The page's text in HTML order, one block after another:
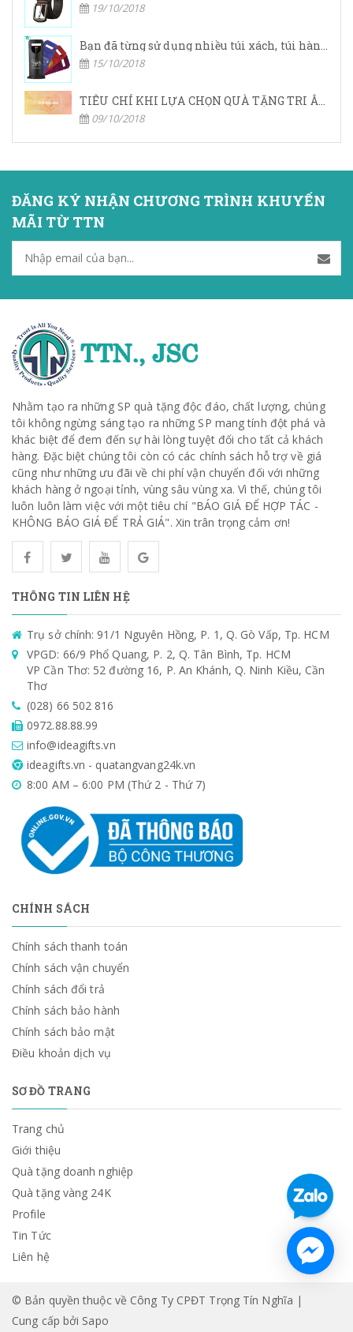
19/10/2018
Bạn đã từng sử dụng nhiều túi xách, túi hàng hiệu,… nhưng bạn đã bao giờ nghe đến túi vải không dệt chưa?
15/10/2018
TIÊU CHÍ KHI LỰA CHỌN QUÀ TẶNG TRI ÂN KHÁCH HÀNG
09/10/2018
ĐĂNG KÝ NHẬN CHƯƠNG TRÌNH KHUYẾN
MÃI TỪ TTN
Nhằm tạo ra những SP quà tặng độc đáo, chất lượng, chúng
tôi không ngừng sáng tạo ra những SP mang tính đột phá và
khác biệt để đem đến sự hài lòng tuyệt đối cho tất cả khách
hàng. Đặc biệt chúng tôi còn có các chính sách hỗ trợ về giá
cũng như những ưu đãi về chi phí vận chuyển đối với những
khách hàng ở ngoại tỉnh, vùng sâu vùng xa. Vì thế, chúng tôi
luôn luôn làm việc với một tiêu chí "BÁO GIÁ ĐỂ HỢP TÁC -
KHÔNG BÁO GIÁ ĐỂ TRẢ GIÁ". Xin trân trọng cảm ơn!
THÔNG TIN LIÊN HỆ
Trụ sở chính: 91/1 Nguyên Hồng, P. 1, Q. Gò Vấp, Tp. HCM
VPGD: 66/9 Phổ Quang, P. 2, Q. Tân Bình, Tp. HCM
VP Cần Thơ: 52 đường 16, P. An Khánh, Q. Ninh Kiều, Cần
Thơ
(028) 66 502 816
0972.88.88.99
info@ideagifts.vn
ideagifts.vn - quatangvang24k.vn
8:00 AM – 6:00 PM (Thứ 2 - Thứ 7)
CHÍNH SÁCH
Chính sách thanh toán
Chính sách vận chuyển
Chính sách đổi trả
Chính sách bảo hành
Chính sách bảo mật
Điều khoản dịch vụ
SƠ ĐỒ TRANG
Trang chủ
Giới thiệu
Quà tặng doanh nghiệp
Quà tặng vàng 24K
Profile
Tin Tức
Liên hệ
© Bản quyền thuộc về Công Ty CPĐT Trọng Tín Nghĩa |
Cung cấp bởi Sapo